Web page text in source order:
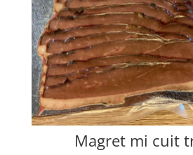
Magret mi cuit